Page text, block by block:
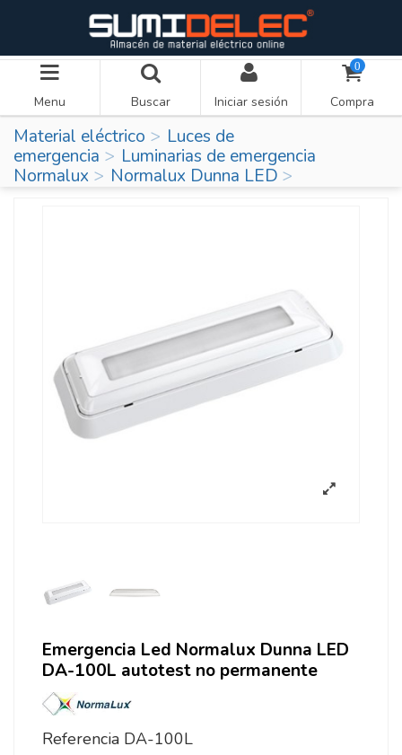
Menu Buscar Iniciar sesión
0
Compra
Material eléctrico
Luces de
emergencia
Luminarias de emergencia
Normalux
Normalux Dunna LED
Emergencia Led Normalux Dunna LED
DA-100L autotest no permanente
Referencia DA-100L